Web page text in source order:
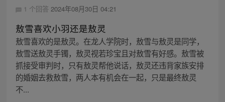
1 个回答 2024年08月30日 04:21
敖雪喜欢小羽还是敖灵
敖雪喜欢的是敖灵。在龙人学院时，敖雪与敖灵是同学，
敖雪送敖灵手镯，敖灵视若珍宝且对敖雪有好感。敖雪被
抓接受审判时，只有敖灵帮他说话，敖灵还违背家族安排
的婚姻去救敖雪，两人本有机会在一起，只是最终敖灵
不...